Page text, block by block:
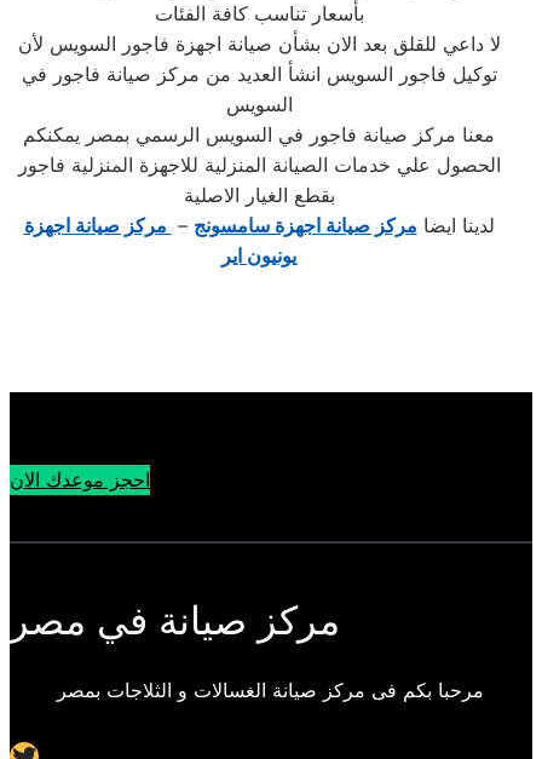
بأسعار تناسب كافة الفئات
لا داعي للقلق بعد الان بشأن صيانة اجهزة فاجور السويس لأن
توكيل فاجور السويس انشأ العديد من مركز صيانة فاجور في
السويس
معنا مركز صيانة فاجور في السويس الرسمي بمصر يمكنكم
الحصول علي خدمات الصيانة المنزلية للاجهزة المنزلية فاجور
بقطع الغيار الاصلية
لدينا ايضا مركز صيانة اجهزة سامسونج – مركز صيانة اجهزة
يونيون اير
احجز موعدك الان
مركز صيانة في مصر
مرحبا بكم فى مركز صيانة الغسالات و الثلاجات بمصر